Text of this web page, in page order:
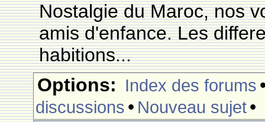
Nostalgie du Maroc, nos
amis d'enfance. Les
habitions...
Options: Index des forums
discussions • Nouveau sujet•